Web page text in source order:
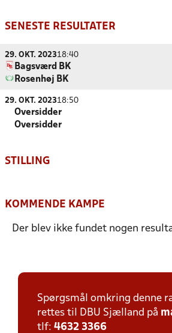
SENESTE RESULTATER
29. OKT. 202318:40
Bagsværd BK
Rosenhøj BK
29. OKT. 202318:50
Oversidder
Oversidder
STILLING
KOMMENDE KAMPE
Der blev ikke fundet nogen
Spørgsmål omkring denne
rettes til DBU Sjælland på
tlf: 4632 3366